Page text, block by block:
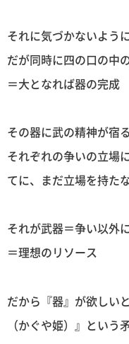
それに気づかないよう
だが同時に四の口の中
＝大となれば器の完成
その器に武の精神が宿る
それぞれの争いの立場
てに、まだ立場を持た
それが武器＝争い以外
＝理想のリソース
だから『器』が欲しい
（かぐや姫）』とい